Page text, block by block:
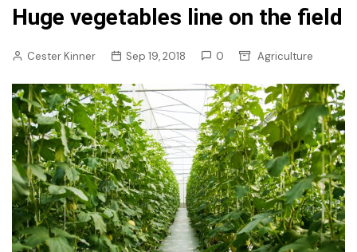
Huge vegetables line on the field
Cester Kinner Sep 19, 2018 0 Agriculture